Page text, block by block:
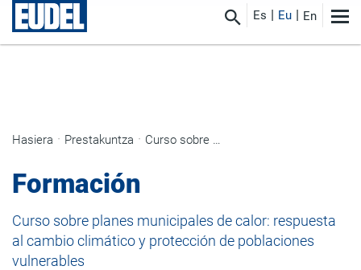
Es Eu En
Hasiera Prestakuntza Curso sobre planes municipales de calor: respuesta al cambio climático y protección de poblaciones vulnerables
Formación
Curso sobre planes municipales de calor: respuesta
al cambio climático y protección de poblaciones
vulnerables